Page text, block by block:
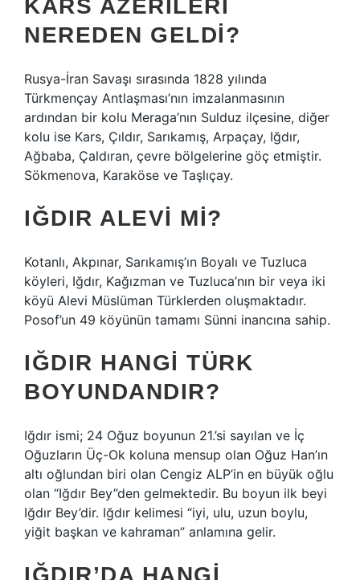
KARS AZERILERI
NEREDEN GELDI?
Rusya-İran Savaşı sırasında 1828 yılında
Türkmençay Antlaşması’nın imzalanmasının
ardından bir kolu Meraga’nın Sulduz ilçesine, diğer
kolu ise Kars, Çıldır, Sarıkamış, Arpaçay, Iğdır,
Ağbaba, Çaldıran, çevre bölgelerine göç etmiştir.
Sökmenova, Karaköse ve Taşlıçay.
IĞDIR ALEVI MI?
Kotanlı, Akpınar, Sarıkamış’ın Boyalı ve Tuzluca
köyleri, Iğdır, Kağızman ve Tuzluca’nın bir veya iki
köyü Alevi Müslüman Türklerden oluşmaktadır.
Posof’un 49 köyünün tamamı Sünni inancına sahip.
IĞDIR HANGI TÜRK
BOYUNDANDIR?
Iğdır ismi; 24 Oğuz boyunun 21.’si sayılan ve İç
Oğuzların Üç-Ok koluna mensup olan Oğuz Han’ın
altı oğlundan biri olan Cengiz ALP’in en büyük oğlu
olan “Iğdır Bey”den gelmektedir. Bu boyun ilk beyi
Iğdır Bey’dir. Iğdır kelimesi “iyi, ulu, uzun boylu,
yiğit başkan ve kahraman” anlamına gelir.
IĞDIR’DA HANGI